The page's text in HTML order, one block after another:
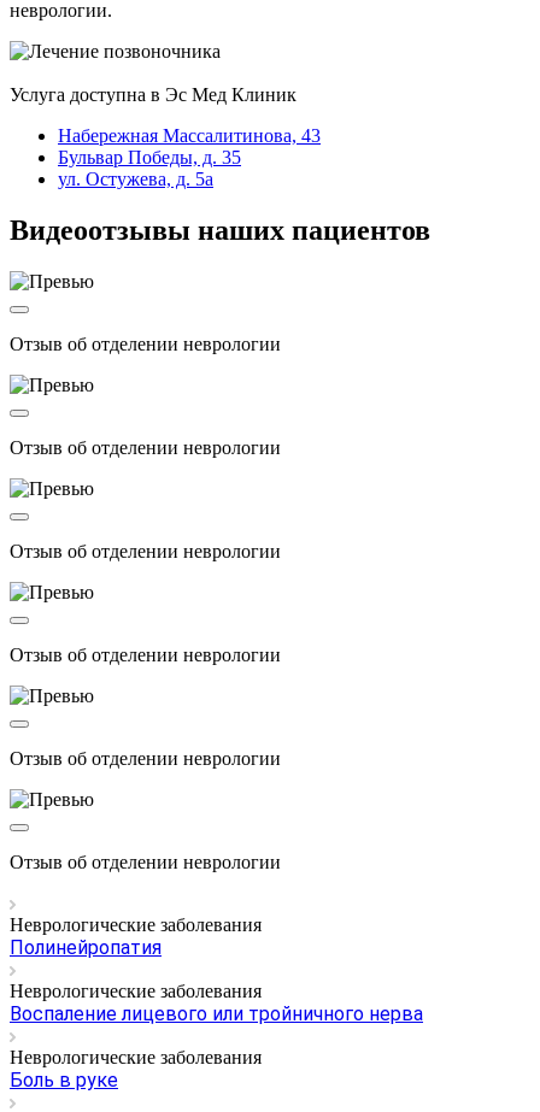
неврологии.
Услуга доступна в Эс Мед Клиник
Набережная Массалитинова, 43
Бульвар Победы, д. 35
ул. Остужева, д. 5а
Видеоотзывы наших пациентов
Отзыв об отделении неврологии
Отзыв об отделении неврологии
Отзыв об отделении неврологии
Отзыв об отделении неврологии
Отзыв об отделении неврологии
Отзыв об отделении неврологии
Неврологические заболевания
Полинейропатия
Неврологические заболевания
Воспаление лицевого или тройничного нерва
Неврологические заболевания
Боль в руке